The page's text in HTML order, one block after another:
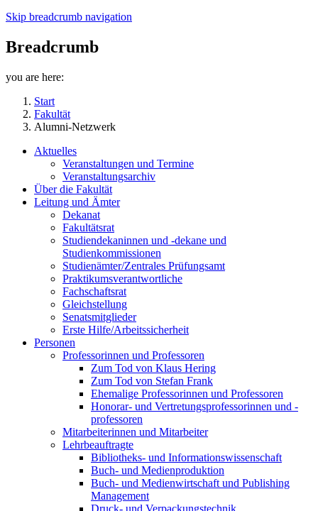
Skip breadcrumb navigation
Breadcrumb
you are here:
Start
Fakultät
Alumni-Netzwerk
Aktuelles
Veranstaltungen und Termine
Veranstaltungsarchiv
Über die Fakultät
Leitung und Ämter
Dekanat
Fakultätsrat
Studiendekaninnen und -dekane und
Studienkommissionen
Studienämter/Zentrales Prüfungsamt
Praktikumsverantwortliche
Fachschaftsrat
Gleichstellung
Senatsmitglieder
Erste Hilfe/Arbeitssicherheit
Personen
Professorinnen und Professoren
Zum Tod von Klaus Hering
Zum Tod von Stefan Frank
Ehemalige Professorinnen und Professoren
Honorar- und Vertretungsprofessorinnen und -
professoren
Mitarbeiterinnen und Mitarbeiter
Lehrbeauftragte
Bibliotheks- und Informationswissenschaft
Buch- und Medienproduktion
Buch- und Medienwirtschaft und Publishing
Management